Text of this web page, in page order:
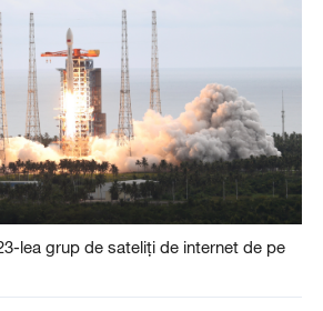
lea grup de sateliți de internet de pe